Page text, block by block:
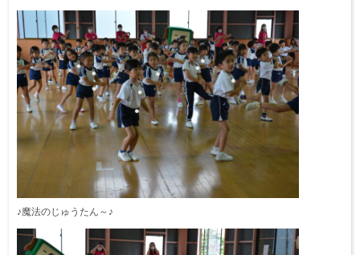
♪魔法のじゅうたん～♪